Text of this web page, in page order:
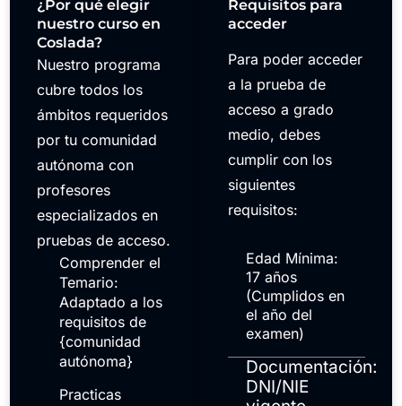
¿Por qué elegir
nuestro curso en
Coslada?
Nuestro programa
cubre todos los
ámbitos requeridos
por tu comunidad
autónoma con
profesores
especializados en
pruebas de acceso.
Comprender el
Temario:
Adaptado a los
requisitos de
{comunidad
autónoma}
Practicas
Requisitos para
acceder
Para poder acceder
a la prueba de
acceso a grado
medio, debes
cumplir con los
siguientes
requisitos:
Edad Mínima:
17 años
(Cumplidos en
el año del
examen)
Documentación:
DNI/NIE